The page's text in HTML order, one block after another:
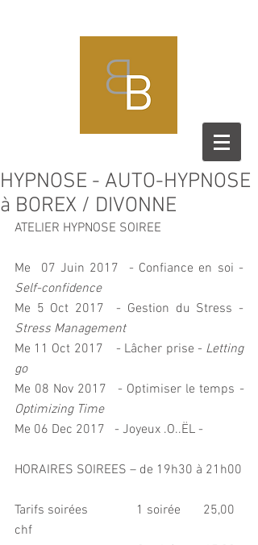
HYPNOSE - AUTO-HYPNOSE
à BOREX / DIVONNE
ATELIER HYPNOSE SOIREE
Self-confidence
Stress Management
Me 11 Oct 2017    - Lâcher prise - Letting
go
Me 08 Nov 2017   - Optimiser le temps -
Optimizing Time
Me 06 Dec 2017   - Joyeux .O..ËL -
HORAIRES SOIREES – de 19h30 à 21h00
Tarifs soirées               1 soirée       25,00
chf